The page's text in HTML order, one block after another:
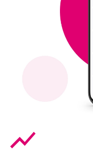
show_chart